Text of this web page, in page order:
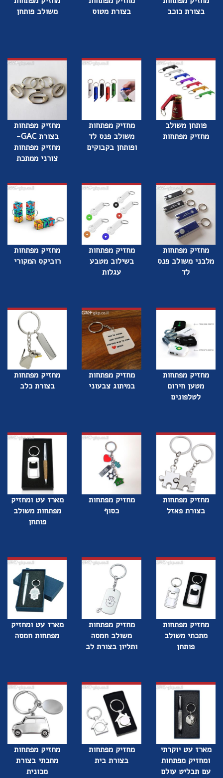
בצורת כוכב
בצורת מטוס
משולב פותחן
פותחן משולב
מחזיק מפתחות
מחזיק מפתחות
משולב פנס לד
ופותחן בקבוקים
מחזיק מפתחות
בצורת GAC-
מחזיק מפתחות
צורני ממתכת
מחזיק מפתחות
מלבני משולב פנס
לד
מחזיק מפתחות
בשילוב מטבע
עגלות
מחזיק מפתחות
רוביקס המקורי
מחזיק מפתחות
מטען חירום
לטלפונים
מחזיק מפתחות
במיתוג צבעוני
מחזיק מפתחות
בצורת כלב
מחזיק מפתחות
בצורת פאזל
מחזיק מפתחות
כסוף
מארז עט ומחזיק
מפתחות משולב
פותחן
מחזיק מפתחות
מתכתי משולב
פותחן
מחזיק מפתחות
משולב חמסה
ותליון בצורת לב
מארז עט ומחזיק
מפתחות חמסה
מארז עט יוקרתי
ומחזיק מפתחות
עם תבליט עולם
מחזיק מפתחות
בצורת בית
מחזיק מפתחות
מתכתי בצורת
מכונית